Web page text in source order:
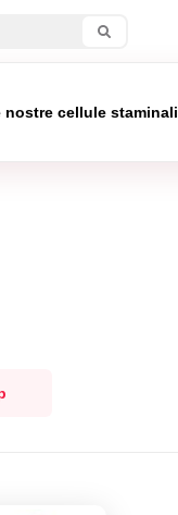
nostre cellule staminali